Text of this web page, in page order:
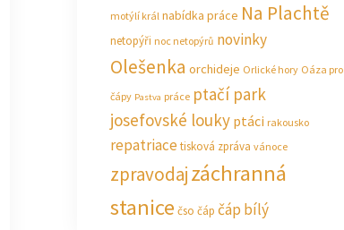
motýlí král nabídka práce Na Plachtě
netopýři noc netopýrů novinky
Olešenka orchideje Orlické hory Oáza pro
čápy Pastva práce ptačí park
josefovské louky ptáci rakousko
repatriacetisková zpráva vánoce
zpravodajzáchranná
stanice čso čáp čáp bílý